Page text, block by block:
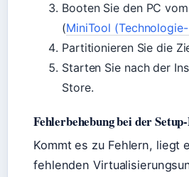
Booten Sie den PC
(MiniTool
Partitionieren Sie die
Starten Sie nach der
Store.
Fehlerbehebung bei der
Kommt es zu Fehlern, liegt
fehlenden